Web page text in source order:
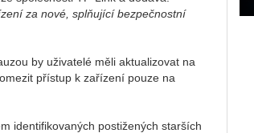
za nové, splňující bezpečnostní
by uživatelé měli aktualizovat na
přístup k zařízení pouze na
identifikovaných postižených starších